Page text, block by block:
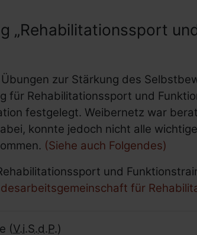
„Rehabilitationssport
zur Stärkung des
für Rehabilitationssport und
festgelegt. Weibernetz war
konnte jedoch nicht alle
(Siehe auch Folgendes)
und
für
(V.i.S.d.P.)